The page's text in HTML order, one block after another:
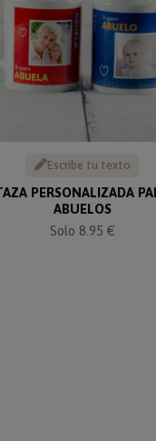
Escribe tu texto
PERSONALIZADA
ABUELOS
Solo 8.95 €